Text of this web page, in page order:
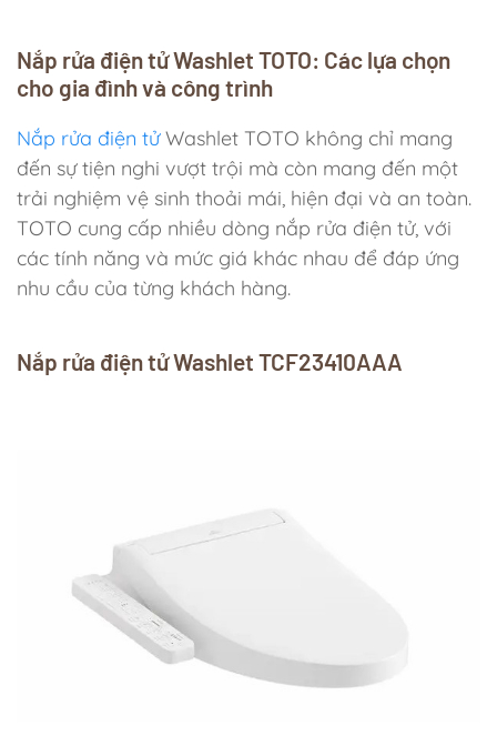
Nắp rửa điện tử Washlet TOTO: Các lựa chọn
cho gia đình và công trình
Nắp rửa điện tửWashlet TOTO không chỉ mang
đến sự tiện nghi vượt trội mà còn mang đến một
trải nghiệm vệ sinh thoải mái, hiện đại và an toàn.
TOTO cung cấp nhiều dòng nắp rửa điện tử, với
các tính năng và mức giá khác nhau để đáp ứng
nhu cầu của từng khách hàng.
Nắp rửa điện tử Washlet TCF23410AAA